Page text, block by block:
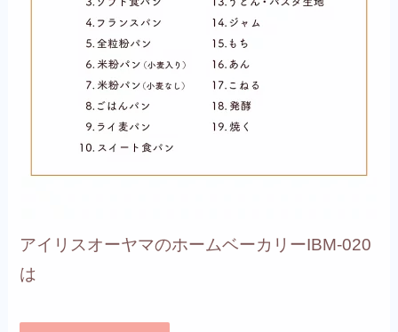
アイリスオーヤマのホームベーカリーIBM-020
は